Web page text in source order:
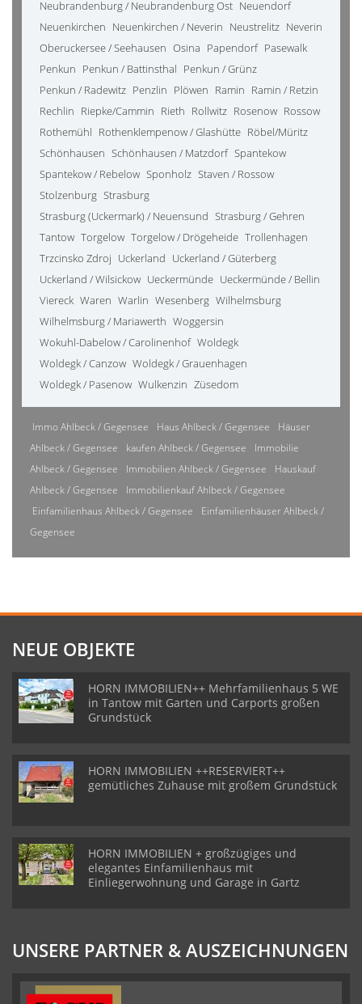
Neubrandenburg / Neubrandenburg Ost Neuendorf
Neuenkirchen Neuenkirchen / Neverin Neustrelitz Neverin
Oberuckersee / Seehausen Osina Papendorf Pasewalk
Penkun Penkun / Battinsthal Penkun / Grünz
Penkun / Radewitz Penzlin Plöwen Ramin Ramin / Retzin
Rechlin Riepke/Cammin Rieth Rollwitz Rosenow Rossow
Rothemühl Rothenklempenow / Glashütte Röbel/Müritz
Schönhausen Schönhausen / Matzdorf Spantekow
Spantekow / Rebelow Sponholz Staven / Rossow
Stolzenburg Strasburg
Strasburg (Uckermark) / Neuensund Strasburg / Gehren
Tantow Torgelow Torgelow / Drögeheide Trollenhagen
Trzcinsko Zdroj Uckerland Uckerland / Güterberg
Uckerland / Wilsickow Ueckermünde Ueckermünde / Bellin
Viereck Waren Warlin Wesenberg Wilhelmsburg
Wilhelmsburg / Mariawerth Woggersin
Wokuhl-Dabelow / Carolinenhof Woldegk
Woldegk / Canzow Woldegk / Grauenhagen
Woldegk / Pasenow Wulkenzin Züsedom
Immo Ahlbeck / Gegensee Haus Ahlbeck / Gegensee
Häuser
Ahlbeck / Gegensee
kaufen Ahlbeck / Gegensee
Immobilie
Ahlbeck / Gegensee
Immobilien Ahlbeck / Gegensee
Hauskauf
Ahlbeck / Gegensee
Immobilienkauf Ahlbeck / Gegensee
Einfamilienhaus Ahlbeck / Gegensee
Einfamilienhäuser Ahlbeck /
Gegensee
NEUE OBJEKTE
HORN IMMOBILIEN++ Mehrfamilienhaus 5 WE
in Tantow mit Garten und Carports großen
Grundstück
HORN IMMOBILIEN ++RESERVIERT++
gemütliches Zuhause mit großem Grundstück
HORN IMMOBILIEN + großzügiges und
elegantes Einfamilienhaus mit
Einliegerwohnung und Garage in Gartz
UNSERE PARTNER & AUSZEICHNUNGEN